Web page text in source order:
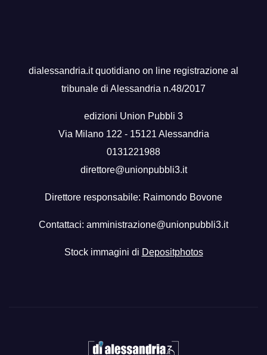
dialessandria.it quotidiano on line registrazione al
tribunale di Alessandria n.48/2017
edizioni Union Pubbli 3
Via Milano 122 - 15121 Alessandria
0131221988
direttore@unionpubbli3.it
Direttore responsabile: Raimondo Bovone
Contattaci: amministrazione@unionpubbli3.it
Stock immagini di Depositphotos